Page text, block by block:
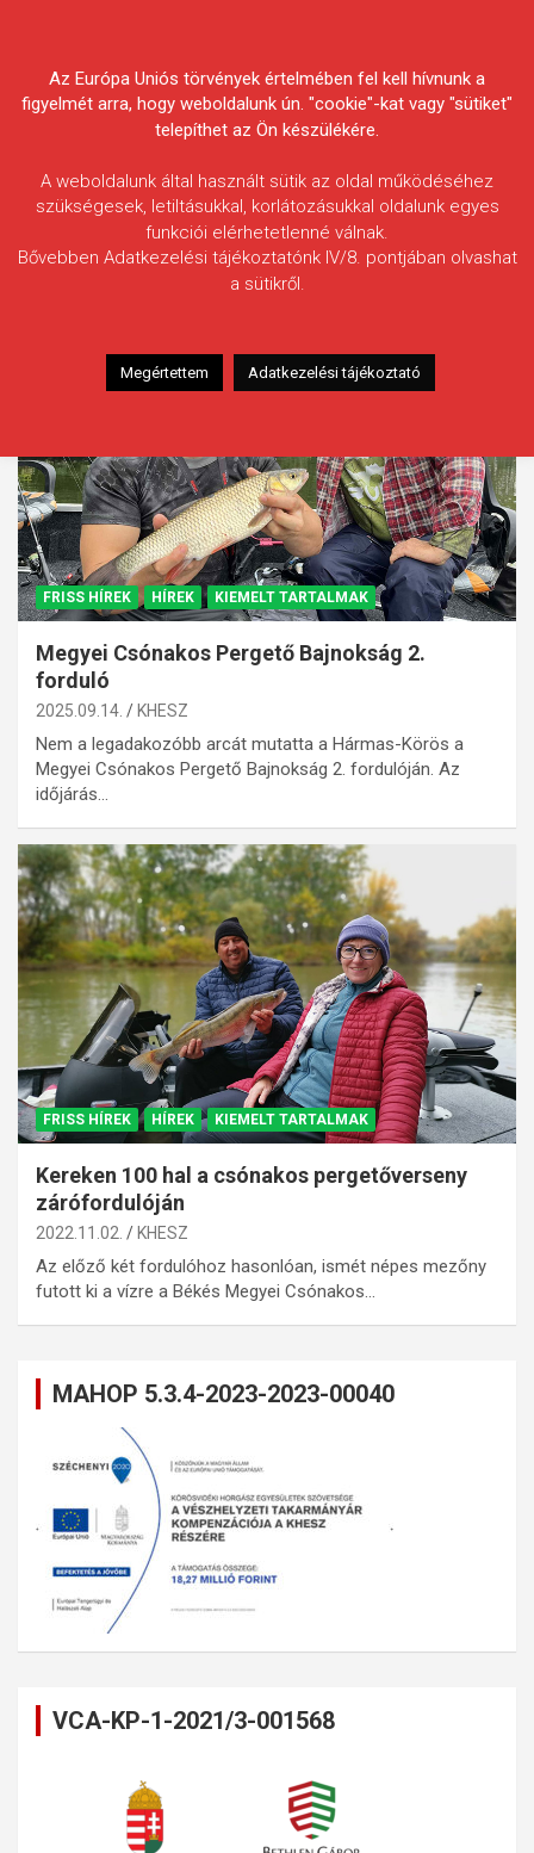
Egyesületek Szövetsége
Címke:
Békés Megyei Csónakos
Pergetőverseny
FRISS HÍREK HÍREK KIEMELT TARTALMAK
Megyei Csónakos Pergető Bajnokság 2.
forduló
2025.09.14. KHESZ
Nem a legadakozóbb arcát mutatta a Hármas-Körös a
Megyei Csónakos Pergető Bajnokság 2. fordulóján. Az
időjárás…
FRISS HÍREK HÍREK KIEMELT TARTALMAK
Kereken 100 hal a csónakos pergetőverseny
zárófordulóján
2022.11.02. KHESZ
Az előző két fordulóhoz hasonlóan, ismét népes mezőny
futott ki a vízre a Békés Megyei Csónakos…
MAHOP 5.3.4-2023-2023-00040
VCA-KP-1-2021/3-001568
Az Európa Uniós törvények értelmében fel kell hívnunk a
figyelmét arra, hogy weboldalunk ún. "cookie"-kat vagy "sütiket"
telepíthet az Ön készülékére.
A weboldalunk által használt sütik az oldal működéséhez
szükségesek, letiltásukkal, korlátozásukkal oldalunk egyes
funkciói elérhetetlenné válnak.
Bővebben Adatkezelési tájékoztatónk IV/8. pontjában olvashat
a sütikről.
Megértettem Adatkezelési tájékoztató